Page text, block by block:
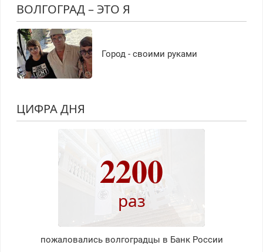
ВОЛГОГРАД – ЭТО Я
Город - своими руками
ЦИФРА ДНЯ
2200
раз
пожаловались волгоградцы в Банк России